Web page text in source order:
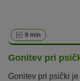
9 min
Gonitev pri
Gonitev pri psički